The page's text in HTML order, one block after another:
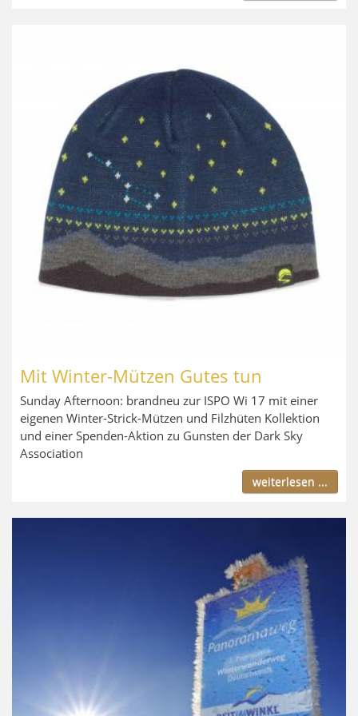
Mit Winter-Mützen Gutes tun
Sunday Afternoon: brandneu zur ISPO Wi 17 mit einer
eigenen Winter-Strick-Mützen und Filzhüten Kollektion
und einer Spenden-Aktion zu Gunsten der Dark Sky
Association
weiterlesen ...